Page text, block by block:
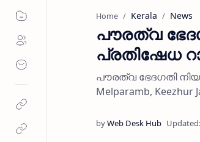
Home Kerala News
പൗരത്വ
പ്രതിഷേധ
പൗരത്വ ഭേദഗതി
Melparamb, Keezhur